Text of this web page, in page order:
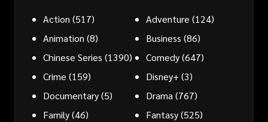
Action (517) Adventure (124)
Animation (8) Business (86)
Chinese Series (1390) Comedy(647)
Crime (159) Disney+ (3)
Documentary(5) Drama (767)
Family(46) Fantasy(525)